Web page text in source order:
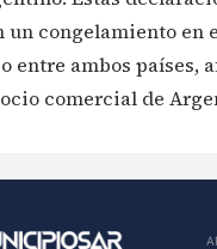
un congelamiento en
entre ambos países,
comercial de